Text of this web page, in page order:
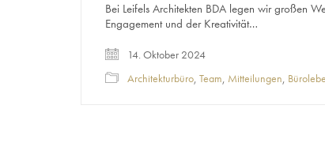
Bei Leifels Architekten BDA legen wir großen
Engagement und der Kreativität…
14. Oktober 2024
Architekturbüro, Team, Mitteilungen,